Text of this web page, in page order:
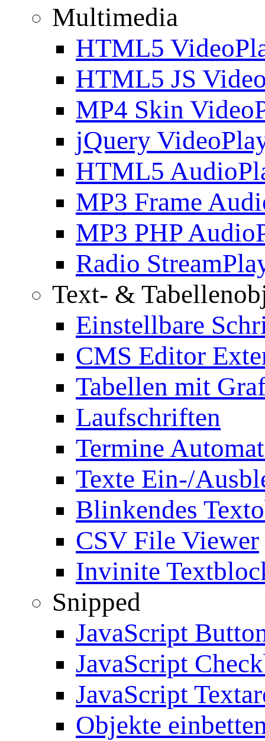
Multimedia
HTML5
HTML5 JS
MP4 Skin
jQuery
HTML5
MP3 Frame
MP3 PHP
Radio
Text- &
Einstellbare
CMS Editor
Tabellen mit
Laufschriften
Termine
Texte Ein-/
Blinkendes
CSV File Viewer
Invinite
Snipped
JavaScript
JavaScript
JavaScript
Objekte